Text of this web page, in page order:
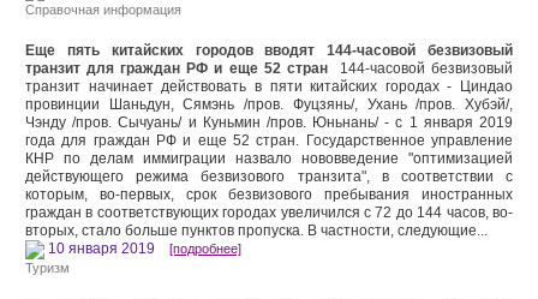
Справочная информация
Еще пять китайских городов вводят 144-часовой безвизовый
транзит для граждан РФ и еще 52 стран144-часовой безвизовый
транзит начинает действовать в пяти китайских городах - Циндао
провинции Шаньдун, Сямэнь /пров. Фуцзянь/, Ухань /пров. Хубэй/,
Чэнду /пров. Сычуань/ и Куньмин /пров. Юньнань/ - с 1 января 2019
года для граждан РФ и еще 52 стран. Государственное управление
КНР по делам иммиграции назвало нововведение "оптимизацией
действующего режима безвизового транзита", в соответствии с
которым, во-первых, срок безвизового пребывания иностранных
граждан в соответствующих городах увеличился с 72 до 144 часов, во-
вторых, стало больше пунктов пропуска. В частности, следующие...
10 января 2019 [подробнее]
Туризм